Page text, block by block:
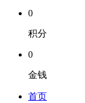
0
积分
0
金钱
首页